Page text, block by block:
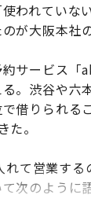
われていな
が大阪本社
サービス
。渋谷や六
借りられ
。
て営業す
次のように